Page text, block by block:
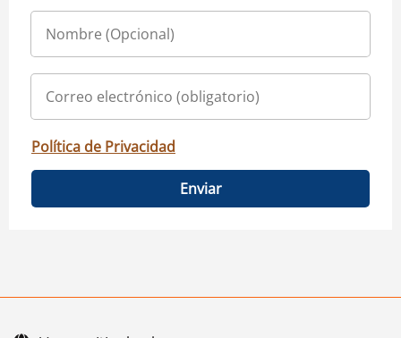
Política de Privacidad
Enviar